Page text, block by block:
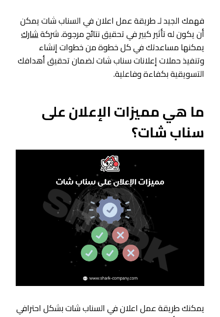
فهمك الجيد لـ طريقة عمل اعلان في السناب شات يمكن
أن يكون له تأثير كبير في تحقيق نتائج مرجوة. شركةشارك
يمكنها مساعدتك في كل خطوة من خطوات إنشاء
وتنفيذ حملات إعلانات سناب شات لضمان تحقيق أهدافك
التسويقية بكفاءة وفاعلية.
ما هي مميزات الإعلان على
سناب شات؟
يمكنك طريقة عمل اعلان في السناب شات بشكل احترافي